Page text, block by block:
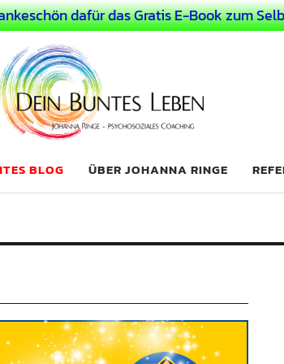
dafür das Gratis E-Book zum
BLOG ÜBER JOHANNA RINGE